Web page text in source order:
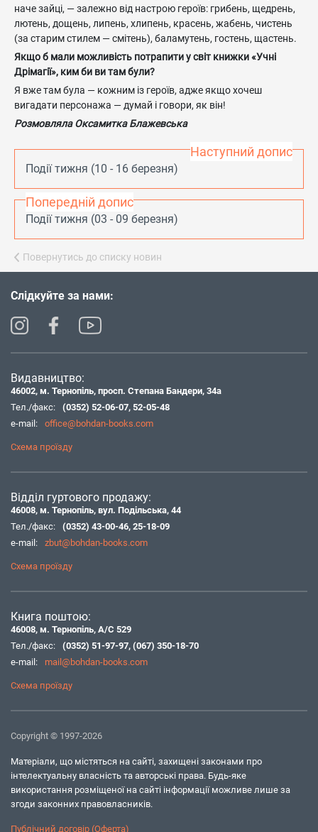
наче зайці, — залежно від настрою героїв: грибень, щедрень,
лютень, дощень, липень, хлипень, красень, жабень, чистень
(за старим стилем — смітень), баламутень, гостень, щастень.
Якщо б мали можливість потрапити у світ книжки «Учні
Дрімагії», ким би ви там були?
Я вже там була — кожним із героїв, адже якщо хочеш
вигадати персонажа — думай і говори, як він!
Розмовляла Оксамитка Блажевська
Наступний допис
Події тижня (10 - 16 березня)
Попередній допис
Події тижня (03 - 09 березня)
Повернутись до списку новин
Слідкуйте за нами:
Видавництво:
46002, м. Тернопіль, просп. Степана Бандери, 34а
Тел./факс:
(0352) 52-06-07, 52-05-48
e-mail:
office@bohdan-books.com
Схема проїзду
Відділ гуртового продажу:
46008, м. Тернопіль, вул. Подільська, 44
Тел./факс:
(0352) 43-00-46, 25-18-09
e-mail:
zbut@bohdan-books.com
Схема проїзду
Книга поштою:
46008, м. Тернопіль, А/С 529
Тел./факс:
(0352) 51-97-97, (067) 350-18-70
e-mail:
mail@bohdan-books.com
Схема проїзду
Copyright © 1997-2026
Матеріали, що містяться на сайті, захищені законами про
інтелектуальну власність та авторські права. Будь-яке
використання розміщеної на сайті інформації можливе лише за
згоди законних правовласників.
Публічний договір (Оферта)